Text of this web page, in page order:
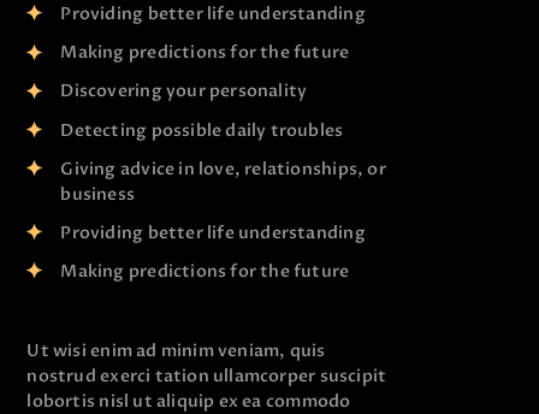
Providing better life understanding
Making predictions for the future
Discovering your personality
Detecting possible daily troubles
Giving advice in love, relationships, or
business
Providing better life understanding
Making predictions for the future
Ut wisi enim ad minim veniam, quis
nostrud exerci tation ullamcorper suscipit
lobortis nisl ut aliquip ex ea commodo